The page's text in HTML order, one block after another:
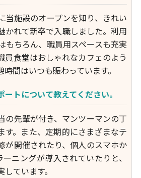
当施設のオープンを知り、きれい
かれて新卒で入職しました。利用
もちろん、職員用スペースも充実
員食堂はおしゃれなカフェのよう
間はいつも賑わっています。
トについて教えてください。
の先輩が付き、マンツーマンの丁
す。また、定期的にさまざまなテ
が開催されたり、個人のスマホか
ニングが導入されていたりと、
ています。